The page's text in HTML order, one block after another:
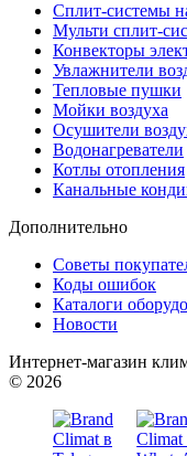
Сплит-системы
Мульти сплит-
Конвекторы
Увлажнители
Тепловые пушки
Мойки воздуха
Осушители
Водонагреватели
Котлы отопления
Канальные
Дополнительно
Советы
Коды ошибок
Каталоги
Новости
Интернет-магазин
© 2026